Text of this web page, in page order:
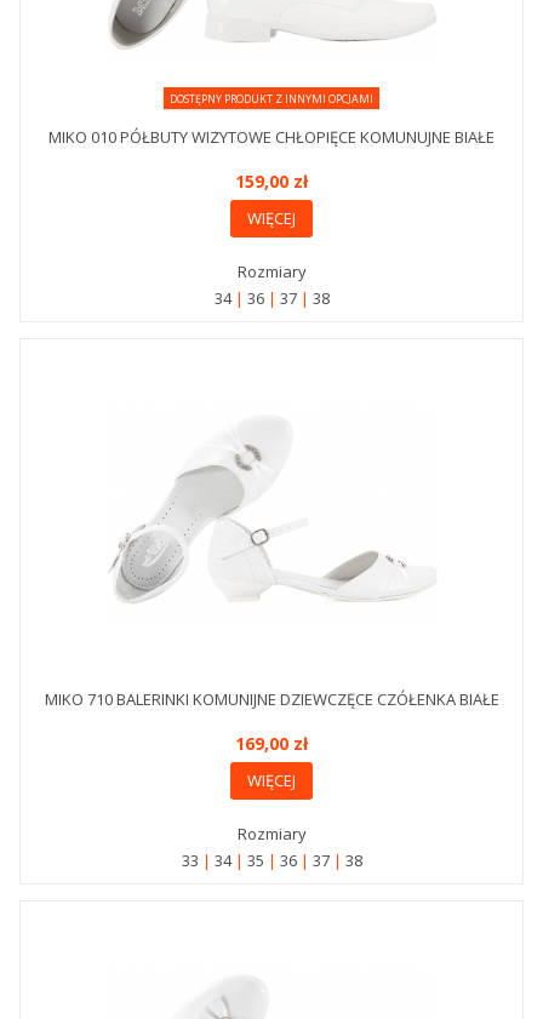
DOSTĘPNY PRODUKT Z INNYMI OPCJAMI
MIKO 010 PÓŁBUTY WIZYTOWE CHŁOPIĘCE KOMUNUJNE BIAŁE
159,00 zł
WIĘCEJ
Rozmiary
34
36 37 38
MIKO 710 BALERINKI KOMUNIJNE DZIEWCZĘCE CZÓŁENKA BIAŁE
169,00 zł
WIĘCEJ
Rozmiary
33
34 35 36 37 38